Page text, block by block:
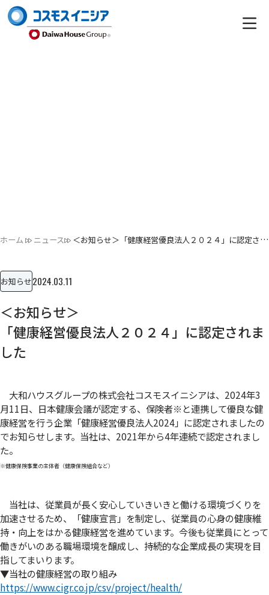
ホーム ニュース ＜お知らせ＞「健康経営優良法人２０２４」に認定されました
お知らせ2024.03.11
＜お知らせ＞
「健康経営優良法人２０２４」に認定されま
した
大和ハウスグループの株式会社コスモスイニシアは、2024年3
月11日、日本健康会議が認定する、保険者※と連携して優良な健
康経営を行う企業「健康経営優良法人2024」に認定されましたの
でお知らせします。当社は、2021年から4年連続で認定されまし
た。
※健康保険事業の主体者（健康保険組合など）
当社は、従業員が長く安心していきいきと働ける環境づくりを
加速させるため、「健康宣言」を制定し、従業員の心身の健康維
持・向上をはかる健康経営を進めています。今後も従業員にとって
働きがいのある職場環境を醸成し、持続的な企業成長の実現を目
指してまいります。
▼当社の健康経営の取り組み
https://www.cigr.co.jp/csv/project/health/